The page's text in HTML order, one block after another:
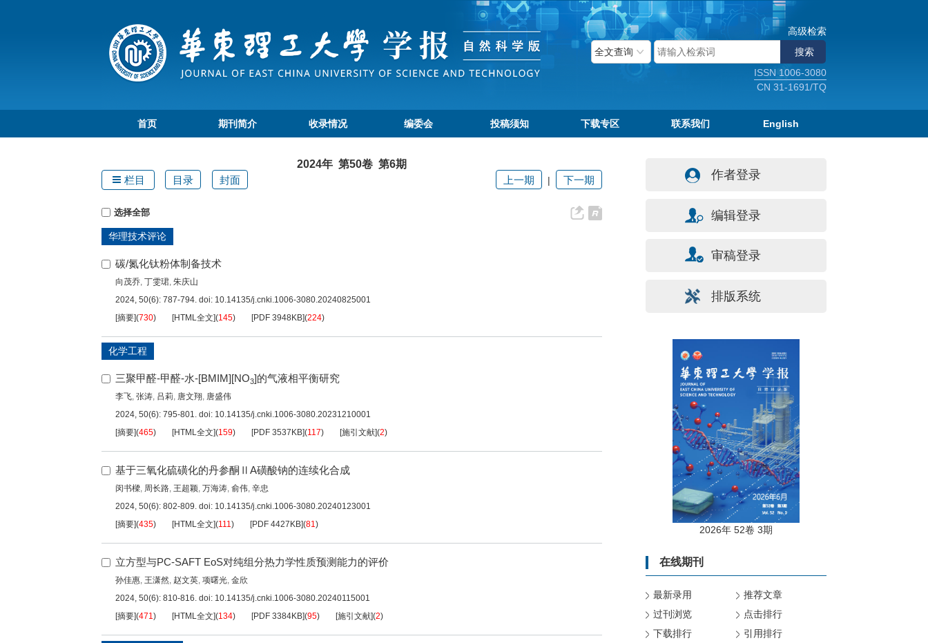
高级检索
ISSN 1006-3080
CN 31-1691/TQ
首页 期刊简介 收录情况 编委会 投稿须知 下载专区 联系我们 English
2024年 第50卷 第6期
上一期
| 下一期
栏目 目录 封面
选择全部
华理技术评论
碳/氮化钛粉体制备技术
向茂乔, 丁雯珺, 朱庆山
2024, 50(6): 787-794. doi: 10.14135/j.cnki.1006-3080.20240825001
[摘要](730) [HTML全文](145) [PDF 3948KB](224)
化学工程
三聚甲醛-甲醛-水-[BMIM][NO3]的气液相平衡研究
李飞, 张涛, 吕莉, 唐文翔, 唐盛伟
2024, 50(6): 795-801. doi: 10.14135/j.cnki.1006-3080.20231210001
[摘要](465) [HTML全文](159) [PDF 3537KB](117) [施引文献](2)
基于三氧化硫磺化的丹参酮ⅡA磺酸钠的连续化合成
闵书樑, 周长路, 王超颖, 万海涛, 俞伟, 辛忠
2024, 50(6): 802-809. doi: 10.14135/j.cnki.1006-3080.20240123001
[摘要](435) [HTML全文](111) [PDF 4427KB](81)
立方型与PC-SAFT EoS对纯组分热力学性质预测能力的评价
孙佳惠, 王潇然, 赵文英, 项曙光, 金欣
2024, 50(6): 810-816. doi: 10.14135/j.cnki.1006-3080.20240115001
[摘要](471) [HTML全文](134) [PDF 3384KB](95) [施引文献](2)
作者登录
编辑登录
审稿登录
排版系统
2026年 52卷 3期
在线期刊
最新录用
过刊浏览
下载排行
推荐文章
点击排行
引用排行